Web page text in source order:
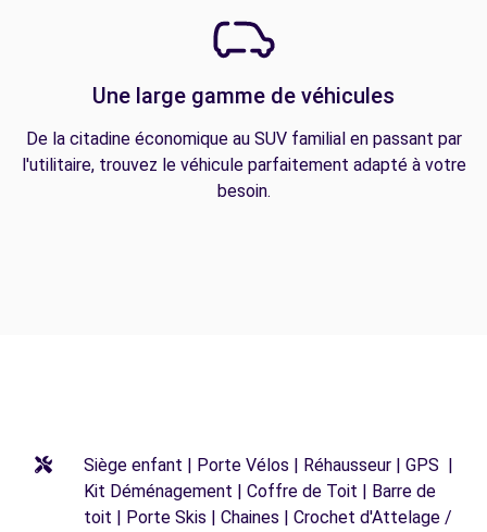
Une large gamme de véhicules
De la citadine économique au SUV familial en passant par
l'utilitaire, trouvez le véhicule parfaitement adapté à votre
besoin.
Siège enfant | Porte Vélos | Réhausseur | GPS |
Kit Déménagement | Coffre de Toit | Barre de
toit | Porte Skis | Chaines | Crochet d'Attelage /